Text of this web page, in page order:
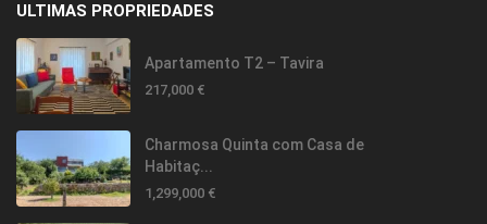
ULTIMAS PROPRIEDADES
Apartamento T2 – Tavira
217,000 €
Charmosa Quinta com Casa de
Habitaç...
1,299,000 €